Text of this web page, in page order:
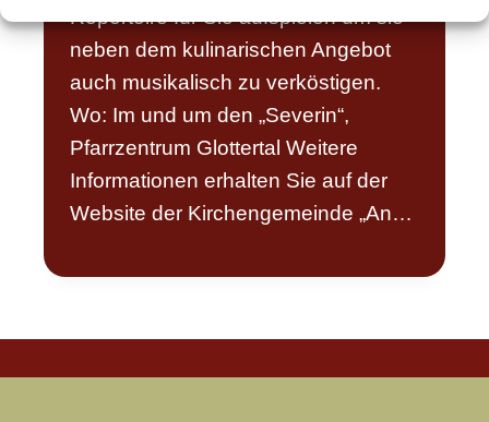
Repertoire für Sie aufspielen um sie
neben dem kulinarischen Angebot
auch musikalisch zu verköstigen.
Wo: Im und um den „Severin“,
Pfarrzentrum Glottertal Weitere
Informationen erhalten Sie auf der
Website der Kirchengemeinde „An…